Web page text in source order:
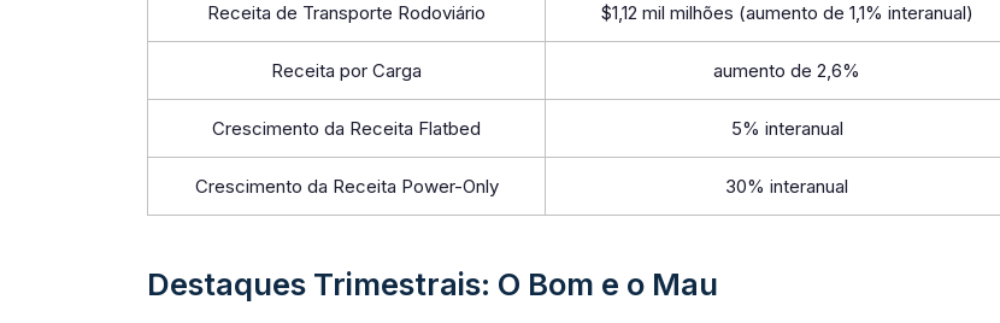
Receita de Transporte Rodoviário $1,12 mil milhões (aumento de 1,1% interanual)
Receita por Carga aumento de 2,6%
Crescimento da Receita Flatbed 5% interanual
Crescimento da Receita Power-Only 30% interanual
Destaques Trimestrais: O Bom e o Mau